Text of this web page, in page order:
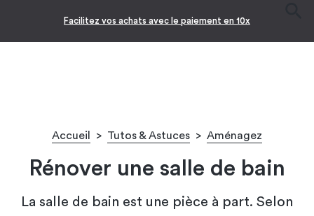
Facilitez vos achats avec le paiement en 10x
Accueil > Tutos & Astuces > Aménagez
Rénover une salle de bain
La salle de bain est une pièce à part. Selon